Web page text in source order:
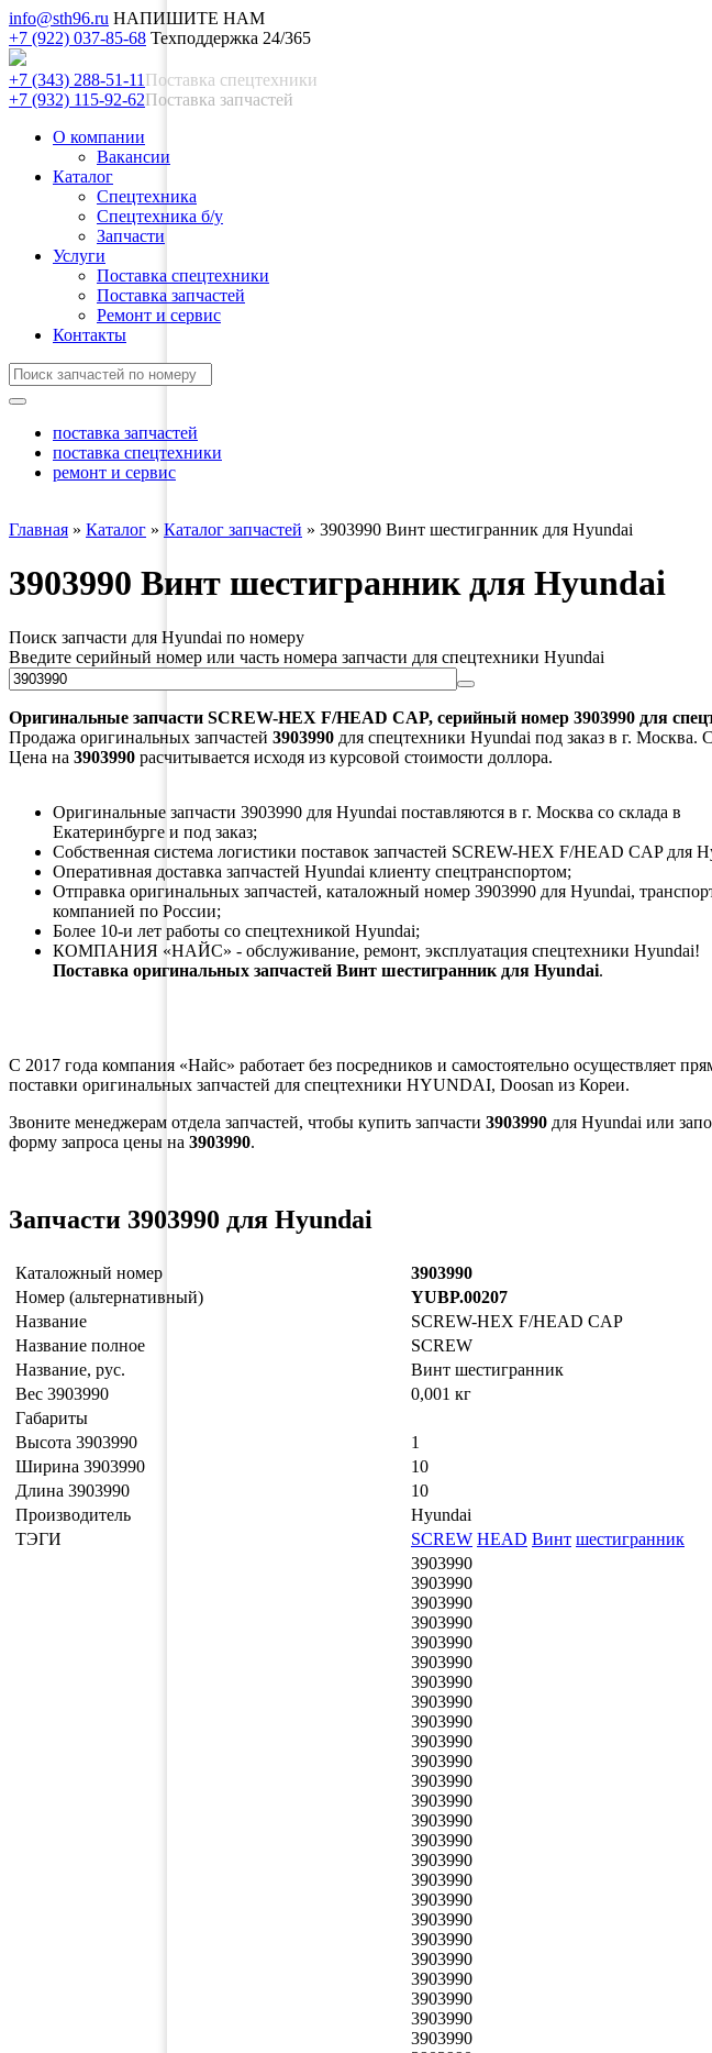
info@sth96.ru НАПИШИТЕ НАМ
+7 (922) 037-85-68 Техподдержка 24/365
+7 (343) 288-51-11 Поставка спецтехники
+7 (932) 115-92-62Поставка запчастей
О компании
Вакансии
Каталог
Спецтехника
Спецтехника б/у
Запчасти
Услуги
Поставка спецтехники
Поставка запчастей
Ремонт и сервис
Контакты
поставка запчастей
поставка спецтехники
ремонт и сервис
Главная » Каталог » Каталог запчастей » 3903990 Винт шестигранник для Hyundai
3903990 Винт шестигранник для Hyundai
Поиск запчасти для Hyundai по номеру
Введите серийный номер или часть номера запчасти для спецтехники Hyundai
Оригинальные запчасти SCREW-HEX F/HEAD CAP, серийный номер 3903990 для
Продажа оригинальных запчастей 3903990 для спецтехники Hyundai под заказ в г. Москва.
Цена на 3903990 расчитывается исходя из курсовой стоимости доллора.
Оригинальные запчасти 3903990 для Hyundai поставляются в г. Москва со склада в
Екатеринбурге и под заказ;
Собственная система логистики поставок запчастей SCREW-HEX F/HEAD CAP для
Оперативная доставка запчастей Hyundai клиенту спецтранспортом;
Отправка оригинальных запчастей, каталожный номер 3903990 для Hyundai,
компанией по России;
Более 10-и лет работы со спецтехникой Hyundai;
КОМПАНИЯ «НАЙС» - обслуживание, ремонт, эксплуатация спецтехники Hyundai!
Поставка оригинальных запчастей Винт шестигранник для Hyundai.
С 2017 года компания «Найс» работает без посредников и самостоятельно осуществляет
поставки оригинальных запчастей для спецтехники HYUNDAI, Doosan из Кореи.
Звоните менеджерам отдела запчастей, чтобы купить запчасти 3903990 для Hyundai или
форму запроса цены на 3903990.
Запчасти 3903990 для Hyundai
Каталожный номер
3903990
Номер (альтернативный)
YUBP.00207
Название
SCREW-HEX F/HEAD CAP
Название полное
SCREW
Название, рус.
Винт шестигранник
Вес 3903990
0,001 кг
Габариты
Высота 3903990
1
Ширина 3903990
10
Длина 3903990
10
Производитель
Hyundai
ТЭГИ
SCREW HEAD Винт шестигранник
3903990
3903990
3903990
3903990
3903990
3903990
3903990
3903990
3903990
3903990
3903990
3903990
3903990
3903990
3903990
3903990
3903990
3903990
3903990
3903990
3903990
3903990
3903990
3903990
3903990